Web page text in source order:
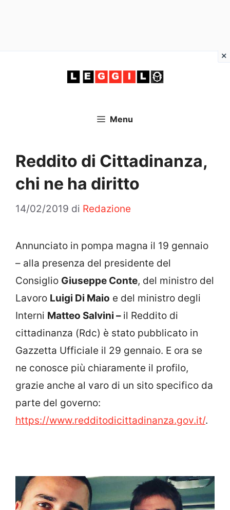
Menu
Reddito di Cittadinanza,
chi ne ha diritto
14/02/2019 di Redazione
Annunciato in pompa magna il 19 gennaio
– alla presenza del presidente del
Consiglio Giuseppe Conte, del ministro del
Lavoro Luigi Di Maio e del ministro degli
Interni Matteo Salvini – il Reddito di
cittadinanza (Rdc) è stato pubblicato in
Gazzetta Ufficiale il 29 gennaio. E ora se
ne conosce più chiaramente il profilo,
grazie anche al varo di un sito specifico da
parte del governo:
https://www.redditodicittadinanza.gov.it/.